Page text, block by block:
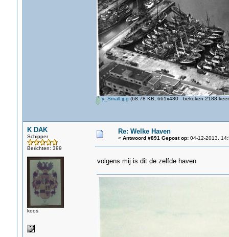
y_Small.jpg (68.78 KB, 661x480 - bekeken 2188
K DAK
Schipper
Berichten: 399
koos
Re: Welke Haven
« Antwoord #891 Gepost op:04-12-2013,
volgens mij is dit de zelfde haven